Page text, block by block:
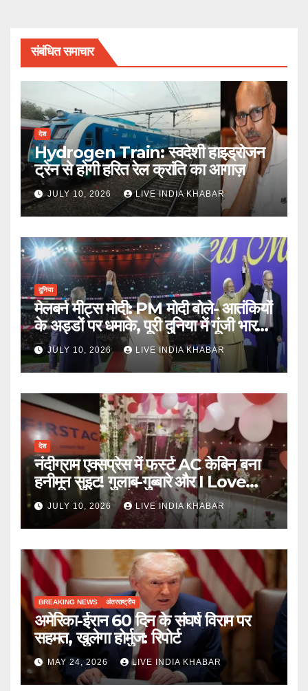
संबंधित समाचार
देश
Hydrogen Train: स्वदेशी हाइड्रोजन
ट्रेन से होगी हरित रेल क्रांति का आगाज़
JULY 10, 2026 LIVE INDIA KHABAR
दुनिया
मेलबर्न मीट्स मोदी: PM मोदी बोले- आतंकियों
के अड्डों पर धमाके, पूरी दुनिया में गूंजी भारत
की ताकत
JULY 10, 2026 LIVE INDIA KHABAR
देश
नंदीग्राम एक्सप्रेस में फर्स्ट AC केबिन बना
हनीमून सुइट! गुलाब-गुब्बारे और I Love
You, TTE सस्पेंड
JULY 10, 2026 LIVE INDIA KHABAR
BREAKING NEWS अंतरराष्ट्रीय
अमेरिका-ईरान 60 दिन के संघर्ष विराम पर
सहमत, खुलेगा होर्मुज: रिपोर्ट
MAY 24, 2026 LIVE INDIA KHABAR